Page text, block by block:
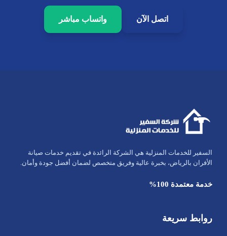
اتصل الآن واتساب مباشر
السفير للخدمات المنزلية هي الشركة الرائدة في تقديم خدمات صيانة
الأفران بالرياض، بخبرة عالية وفريق متخصص لضمان أفضل جودة وأمان.
خدمة معتمدة 100%
روابط سريعة